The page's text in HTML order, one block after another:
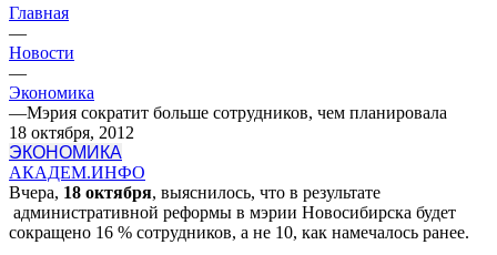
Главная
—
Новости
—
Экономика
—Мэрия сократит больше сотрудников, чем планировала
18 октября, 2012
ЭКОНОМИКА
АКАДЕМ.ИНФО
Вчера, 18 октября, выяснилось, что в результате
административной реформы в мэрии Новосибирска будет
сокращено 16 % сотрудников, а не 10, как намечалось ранее.